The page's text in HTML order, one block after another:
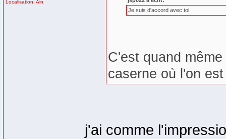
Localisation: Ain
Je suis d'accord avec toi
C'est quand
caserne où l'on
j'ai comme